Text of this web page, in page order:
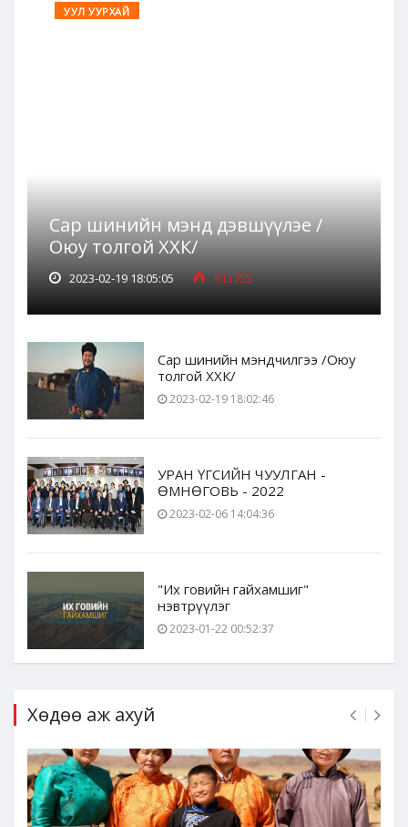
УУЛ УУРХАЙ
Сар шинийн мэнд дэвшүүлэе /
Оюу толгой ХХК/
2023-02-19 18:05:05 913755
Сар шинийн мэндчилгээ /Оюу
толгой ХХК/
2023-02-19 18:02:46
УРАН ҮГСИЙН ЧУУЛГАН -
ӨМНӨГОВЬ - 2022
2023-02-06 14:04:36
"Их говийн гайхамшиг"
нэвтрүүлэг
2023-01-22 00:52:37
Хөдөө аж ахуй